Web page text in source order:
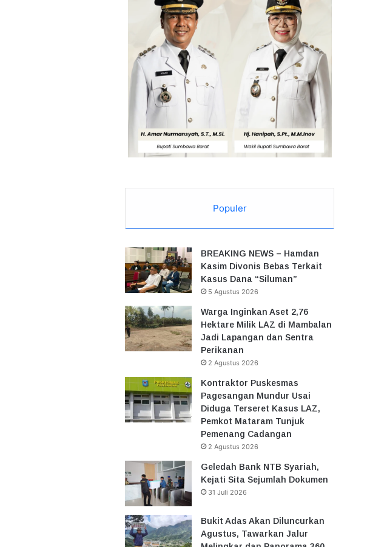
Populer
BREAKING NEWS – Hamdan
Kasim Divonis Bebas Terkait
Kasus Dana “Siluman”
5 Agustus 2026
Warga Inginkan Aset 2,76
Hektare Milik LAZ di Mambalan
Jadi Lapangan dan Sentra
Perikanan
2 Agustus 2026
Kontraktor Puskesmas
Pagesangan Mundur Usai
Diduga Terseret Kasus LAZ,
Pemkot Mataram Tunjuk
Pemenang Cadangan
2 Agustus 2026
Geledah Bank NTB Syariah,
Kejati Sita Sejumlah Dokumen
31 Juli 2026
Bukit Adas Akan Diluncurkan
Agustus, Tawarkan Jalur